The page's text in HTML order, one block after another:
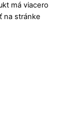
má viacero
na stránke